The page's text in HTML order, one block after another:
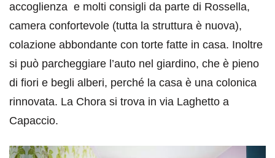
accoglienza e molti consigli da parte di Rossella,
camera confortevole (tutta la struttura è nuova),
colazione abbondante con torte fatte in casa. Inoltre
si può parcheggiare l’auto nel giardino, che è pieno
di fiori e begli alberi, perché la casa è una colonica
rinnovata. La Chora si trova in via Laghetto a
Capaccio.